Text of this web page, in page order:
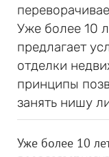
Уже более 10
предлагает
отделки
принципы
занять нишу
Уже более 10